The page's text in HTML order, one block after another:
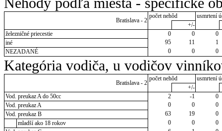
Bratislava - 2
počet nehôd
usmrtení
+/-
železničné priecestie
0 0
0
iné
95 11
1
NEZADANÉ
0 0 0
Kategória vodiča, u vodičov
Bratislava - 2
počet nehôd
usmrtení
+/-
Vod. preukaz A do 50cc
2 -1
0
Vod. preukaz A
0 0
0
Vod. preukaz B
63 19
0
mladší ako 18 rokov
0 0
0